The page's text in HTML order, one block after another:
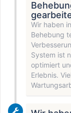
Wir haben
Behebung
System ist
optimiert
Erlebnis.